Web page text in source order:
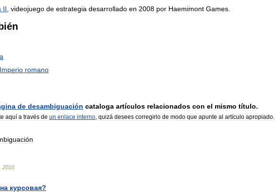
II videojuego de estrategia desarrollado en 2008 por Haemimont Games
Imperio romano
de desambiguación cataloga artículos relacionados con el mismo título.
aquí a través de un enlace interno, quizá desees corregirlo de modo que apunte al artículo apropiado.
2010
курсовая?